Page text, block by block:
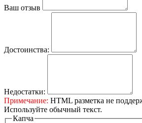
Ваш отзыв
Достоинства:
Недостатки:
Примечание: HTML разметка не
Используйте обычный текст.
Капча